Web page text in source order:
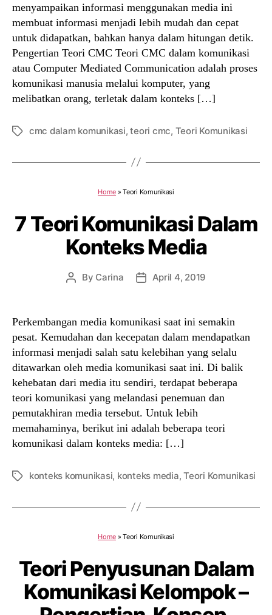
menyampaikan informasi menggunakan media ini
membuat informasi menjadi lebih mudah dan cepat
untuk didapatkan, bahkan hanya dalam hitungan detik.
Pengertian Teori CMC Teori CMC dalam komunikasi
atau Computer Mediated Communication adalah proses
komunikasi manusia melalui komputer, yang
melibatkan orang, terletak dalam konteks […]
Tagscmc dalam komunikasi,teori cmc, Teori Komunikasi
Home »Teori Komunikasi
7 Teori Komunikasi Dalam
Konteks Media
Post
By Carina
PostApril 4, 2019
Perkembangan media komunikasi saat ini semakin
pesat. Kemudahan dan kecepatan dalam mendapatkan
informasi menjadi salah satu kelebihan yang selalu
ditawarkan oleh media komunikasi saat ini. Di balik
kehebatan dari media itu sendiri, terdapat beberapa
teori komunikasi yang melandasi penemuan dan
pemutakhiran media tersebut. Untuk lebih
memahaminya, berikut ini adalah beberapa teori
komunikasi dalam konteks media: […]
Tagskonteks komunikasi, konteks media,Teori Komunikasi
Home »Teori Komunikasi
Teori Penyusunan Dalam
Komunikasi Kelompok –